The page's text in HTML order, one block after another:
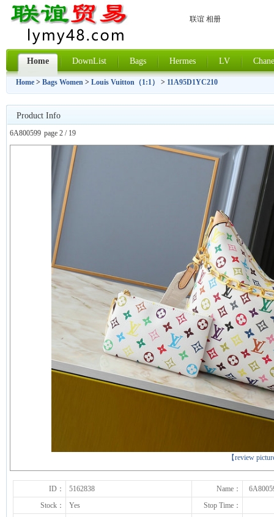
联谊 相册
Home DownList Bags Hermes LV
Home > Bags Women > Louis Vuitton（1:1） > 11A95D1YC210
Product Info
6A800599 page 2 / 19
【review
上一张
ID： 5162838 Name：
Stock：
Yes
Stop Time：